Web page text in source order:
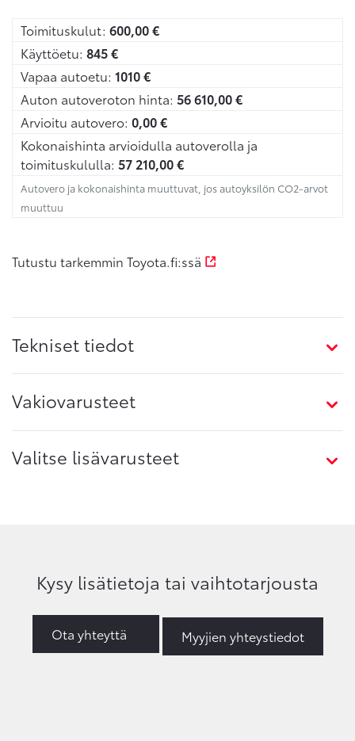
Toimituskulut: 600,00€
Käyttöetu: 845€
Vapaa autoetu: 1010€
Auton autoveroton hinta: 56 610,00€
Arvioitu autovero: 0,00€
Kokonaishinta arvioidulla autoverolla ja
toimituskululla: 57 210,00€
Autovero ja kokonaishinta muuttuvat, jos autoyksilön CO2-arvot
muuttuu
Tutustu tarkemmin Toyota.fi:ssä
Tekniset tiedot
Vakiovarusteet
Valitse lisävarusteet
Kysy lisätietoja tai vaihtotarjousta
Ota yhteyttä Myyjien yhteystiedot